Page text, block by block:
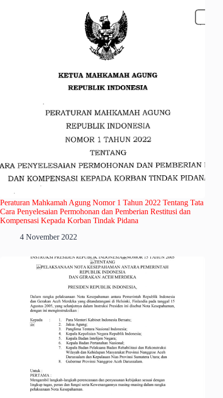
Peraturan Mahkamah Agung Nomor 1 Tahun 2022 Tentang Tata
Cara Penyelesaian Permohonan dan Pemberian Restitusi dan
Kompensasi Kepada Korban Tindak Pidana
4 November 2022